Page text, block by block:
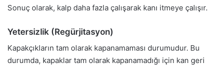
Sonuç olarak, kalp daha fazla çalışarak kanı itmeye çalışır.
Yetersizlik (Regürjitasyon)
Kapakçıkların tam olarak kapanamaması durumudur. Bu
durumda, kapaklar tam olarak kapanamadığı için kan geri